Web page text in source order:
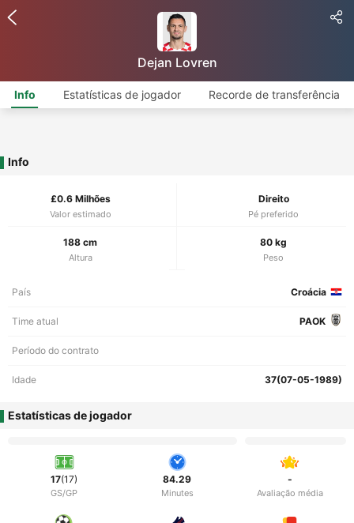
Dejan Lovren
Info Estatísticas de jogador Recorde de transferência
Info
£0.6 Milhões
Valor estimado
Direito
Pé preferido
188 cm
Altura
80 kg
Peso
País Croácia
Time atual PAOK
Período do contrato
Idade 37(07-05-1989)
Estatísticas de jogador
17(17)
GS/GP
84.29
Minutes
-
Avaliação média